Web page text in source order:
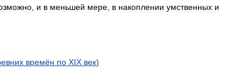
и в меньшей мере в накоплении умственных и
времён по XIX век)